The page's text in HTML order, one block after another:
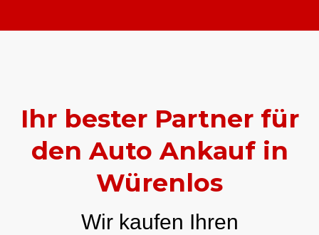
Ihr bester Partner für
den Auto Ankauf in
Würenlos
Wir kaufen Ihren